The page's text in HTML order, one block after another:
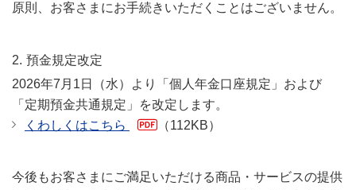
原則、お客さまにお手続きいただくことはございません。
預金規定改定
2026年7月1日（水）より「個人年金口座規定」および
「定期預金共通規定」を改定します。
くわしくはこちら
（112KB）
今後もお客さまにご満足いただける商品・サービスの提供